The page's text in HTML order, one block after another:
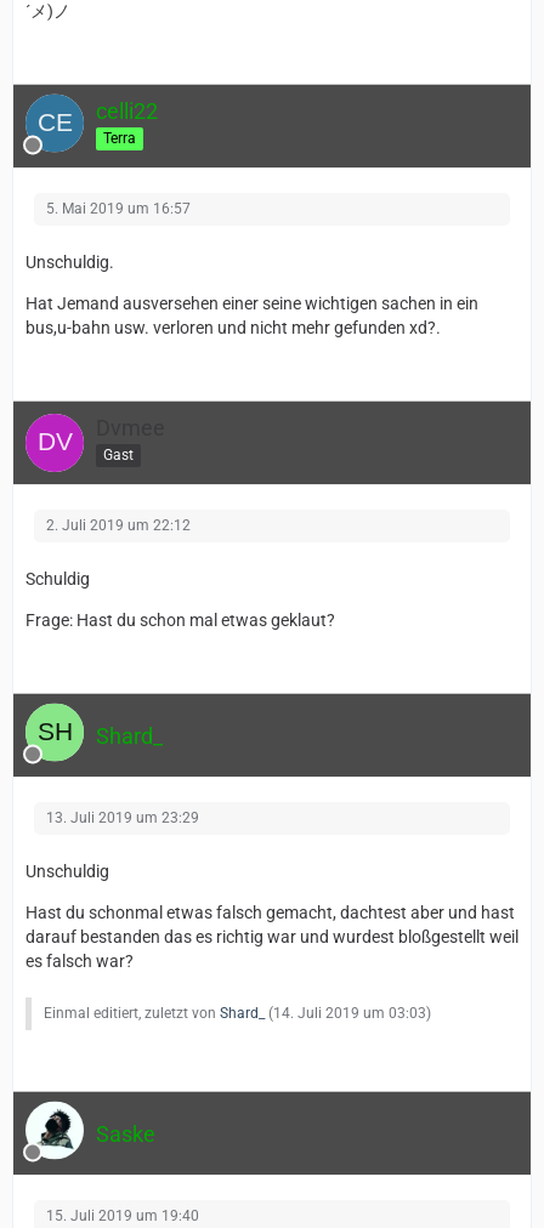
´メ)ノ
celli22
Terra
5. Mai 2019 um 16:57
Unschuldig.
Hat Jemand ausversehen einer seine wichtigen sachen in ein
bus,u-bahn usw. verloren und nicht mehr gefunden xd?.
Gast
2. Juli 2019 um 22:12
Schuldig
Frage: Hast du schon mal etwas geklaut?
Shard_
13. Juli 2019 um 23:29
Unschuldig
Hast du schonmal etwas falsch gemacht, dachtest aber und hast
darauf bestanden das es richtig war und wurdest bloßgestellt weil
es falsch war?
Einmal editiert, zuletzt von Shard_ (14. Juli 2019 um 03:03)
Saske
15. Juli 2019 um 19:40